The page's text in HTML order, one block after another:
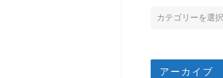
アーカイブ